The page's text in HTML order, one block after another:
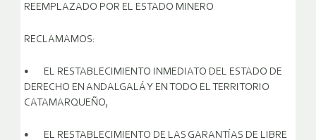
REEMPLAZADO POR EL ESTADO MINERO
RECLAMAMOS:
• EL RESTABLECIMIENTO INMEDIATO DEL ESTADO DE
DERECHO EN ANDALGALÁ Y EN TODO EL TERRITORIO
CATAMARQUEÑO,
• EL RESTABLECIMIENTO DE LAS GARANTÍAS DE LIBRE